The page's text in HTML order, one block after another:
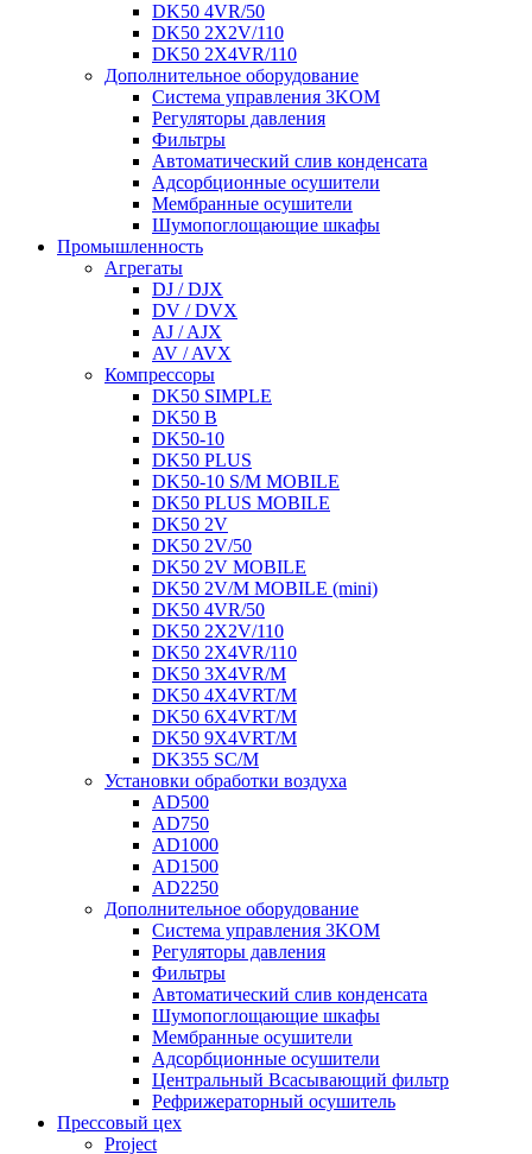
DK50 4VR/50
DK50 2X2V/110
DK50 2X4VR/110
Дополнительное оборудование
Система управления 3KOM
Регуляторы давления
Фильтры
Автоматический слив конденсата
Адсорбционные осушители
Мембранные осушители
Шумопоглощающие шкафы
Промышленность
Агрегаты
DJ / DJX
DV / DVX
AJ / AJX
AV / AVX
Компрессоры
DK50 SIMPLE
DK50 B
DK50-10
DK50 PLUS
DK50-10 S/M MOBILE
DK50 PLUS MOBILE
DK50 2V
DK50 2V/50
DK50 2V MOBILE
DK50 2V/M MOBILE (mini)
DK50 4VR/50
DK50 2X2V/110
DK50 2X4VR/110
DK50 3X4VR/M
DK50 4X4VRT/M
DK50 6X4VRT/M
DK50 9X4VRT/M
DK355 SC/M
Установки обработки воздуха
AD500
AD750
AD1000
AD1500
AD2250
Дополнительное оборудование
Система управления 3KOM
Регуляторы давления
Фильтры
Автоматический слив конденсата
Шумопоглощающие шкафы
Мембранные осушители
Адсорбционные осушители
Центральный Всасывающий фильтр
Рефрижераторный осушитель
Прессовый цех
Project